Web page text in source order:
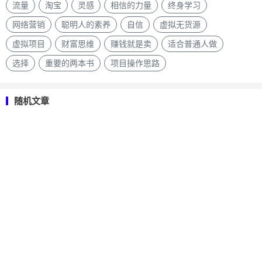
流量 淘宝 灵感 相信的力量 终身学习
网络营销 聪明人的素养 自信 虚拟无货源
虚拟项目 财富思维 赚钱就是卖 适合普通人做
选择 重要的两本书 项目操作思路
随机文章